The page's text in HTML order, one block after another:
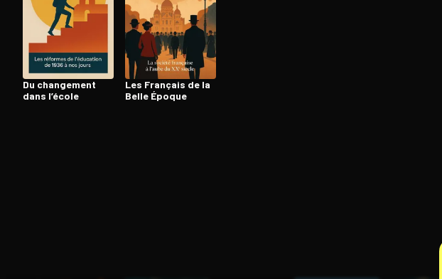
Ouvre l'app Appareil photo, pointe sur le code. C'est gratuit à l'essai.
Du changement
dans l’école
Les Français de la
Belle Époque